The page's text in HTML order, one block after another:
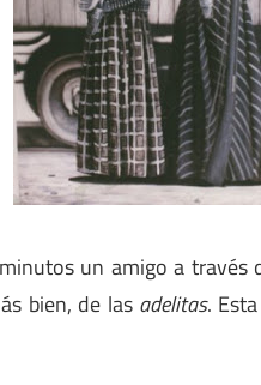
un amigo a través
bien, de las adelitas.